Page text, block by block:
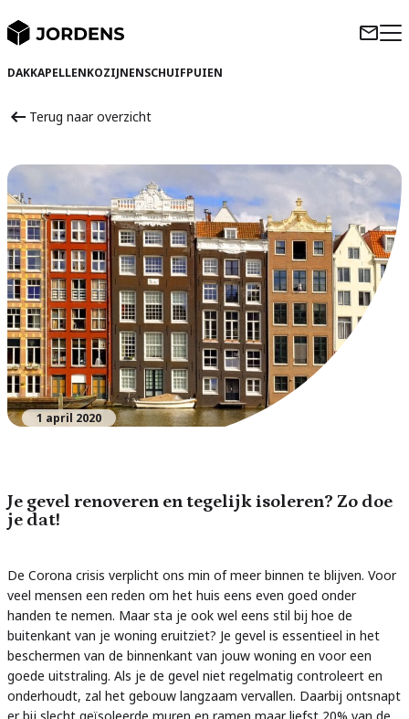
DAKKAPELLENKOZIJNENSCHUIFPUIEN
Terug naar overzicht
1 april 2020
Je gevel renoveren en tegelijk isoleren? Zo doe
je dat!
De Corona crisis verplicht ons min of meer binnen te blijven. Voor
veel mensen een reden om het huis eens even goed onder
handen te nemen. Maar sta je ook wel eens stil bij hoe de
buitenkant van je woning eruitziet? Je gevel is essentieel in het
beschermen van de binnenkant van jouw woning en voor een
goede uitstraling. Als je de gevel niet regelmatig controleert en
onderhoudt, zal het gebouw langzaam vervallen. Daarbij ontsnapt